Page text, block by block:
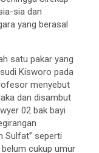
sia dan
yang berasal
satu pakar yang
Kisworo pada
menyebut
dan disambut
02 bak bayi
Sulfat” seperti
cukup umur